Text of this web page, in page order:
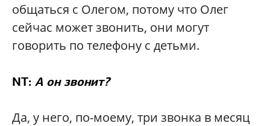
общаться с Олегом, потому что Олег
сейчас может звонить, они могут
говорить по телефону с детьми.
NT: А он звонит?
Да, у него, по-моему, три звонка в месяц